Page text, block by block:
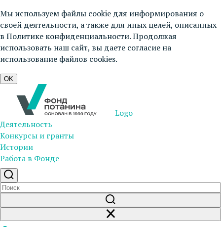
Мы используем файлы cookie для информирования о
своей деятельности, а также для иных целей, описанных
в Политике конфиденциальности. Продолжая
использовать наш сайт, вы даете согласие на
использование файлов cookies.
OK
Logo
Деятельность
Конкурсы и гранты
Истории
Работа в Фонде